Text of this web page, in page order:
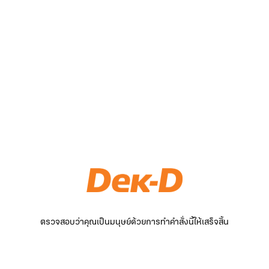
ตรวจสอบว่าคุณเป็นมนุษย์ด้วยการทำคำสั่งนี้ให้เสร็จสิ้น